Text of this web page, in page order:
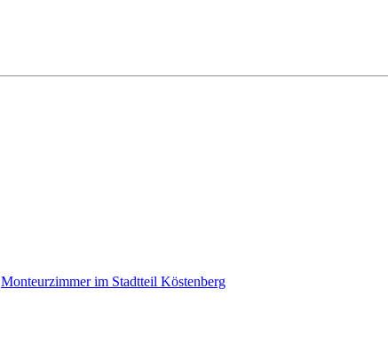
Monteurzimmer im Stadtteil Köstenberg